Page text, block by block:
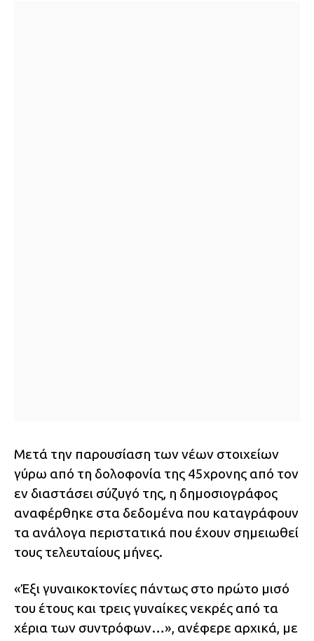
Μετά την παρουσίαση των νέων στοιχείων
γύρω από τη δολοφονία της 45χρονης από τον
εν διαστάσει σύζυγό της, η δημοσιογράφος
αναφέρθηκε στα δεδομένα που καταγράφουν
τα ανάλογα περιστατικά που έχουν σημειωθεί
τους τελευταίους μήνες.
«Έξι γυναικοκτονίες πάντως στο πρώτο μισό
του έτους και τρεις γυναίκες νεκρές από τα
χέρια των συντρόφων…», ανέφερε αρχικά, με